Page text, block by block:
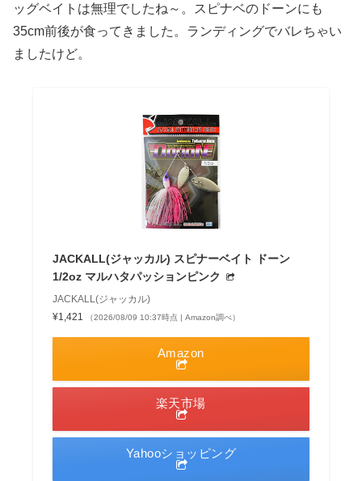
ッグベイトは無理でしたね～。スピナベのドーンにも
35cm前後が食ってきました。ランディングでバレちゃい
ましたけど。
JACKALL(ジャッカル) スピナーベイト ドーン
1/2oz マルハタパッションピンク
JACKALL(ジャッカル)
¥1,421
（2026/08/09 10:37時点 | Amazon調べ）
Amazon
楽天市場
Yahooショッピング